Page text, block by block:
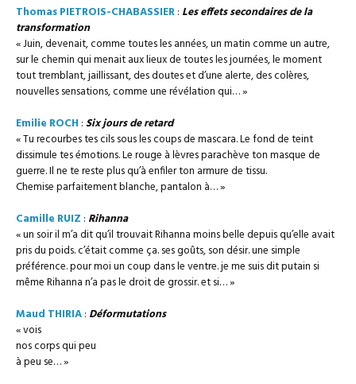
Thomas PIETROIS-CHABASSIER: Les effets secondaires de la
transformation
« Juin, devenait, comme toutes les années, un matin comme un autre,
sur le chemin qui menait aux lieux de toutes les journées, le moment
tout tremblant, jaillissant, des doutes et d’une alerte, des colères,
nouvelles sensations, comme une révélation qui… »
Emilie ROCH :Six jours de retard
« Tu recourbes tes cils sous les coups de mascara. Le fond de teint
dissimule tes émotions. Le rouge à lèvres parachève ton masque de
guerre. Il ne te reste plus qu’à enfiler ton armure de tissu.
Chemise parfaitement blanche, pantalon à… »
Camille RUIZ : Rihanna
« un soir il m’a dit qu’il trouvait Rihanna moins belle depuis qu’elle avait
pris du poids. c’était comme ça. ses goûts, son désir. une simple
préférence. pour moi un coup dans le ventre. je me suis dit putain si
même Rihanna n’a pas le droit de grossir. et si… »
Maud THIRIA: Déformutations
« vois
nos corps qui peu
à peu se… »